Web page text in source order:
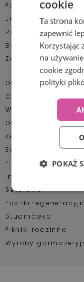
realizacja
Mieliśmy zaszczyt
( catering na gale)
gali z okazji 20-lecia
Polecane miejsca
Jak działamy
Realizacje
Blog
Zaufali nam
Oferta:
Catering
Wigilia firmowa
Obiady dla
Konferencje
Event plenerowy
Pikniki firmowe
Impreza
Szkolenia
Posiłki
Studniówka
Pikniki rodzinne
Wyroby
cookie
Ta strona
zapewnić
Korzystając
na
cookie
polityki
POKAŻ